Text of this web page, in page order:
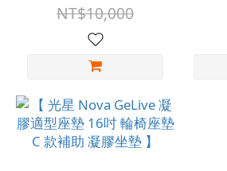
NT$10,000